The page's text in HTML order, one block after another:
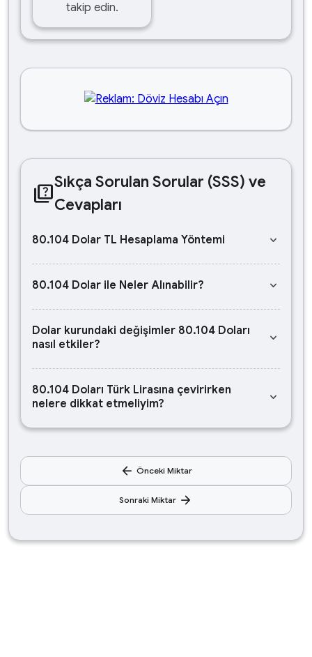
takip edin.
quizSıkça Sorulan Sorular (SSS) ve
Cevapları
80.104 Dolar TL Hesaplama Yöntemi keyboard_arrow_down
80.104 Dolar ile Neler Alınabilir? keyboard_arrow_down
Dolar kurundaki değişimler 80.104 Doları
nasıl etkiler?
keyboard_arrow_down
80.104 Doları Türk Lirasına çevirirken
nelere dikkat etmeliyim?
keyboard_arrow_down
arrow_back Önceki Miktar
Sonraki Miktar arrow_forward